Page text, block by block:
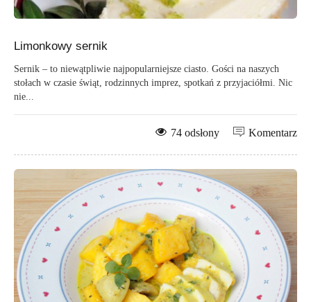
Limonkowy sernik
Sernik – to niewątpliwie najpopularniejsze ciasto. Gości na naszych
stołach w czasie świąt, rodzinnych imprez, spotkań z przyjaciółmi. Nic
nie...
Komentarz
74 odsłony